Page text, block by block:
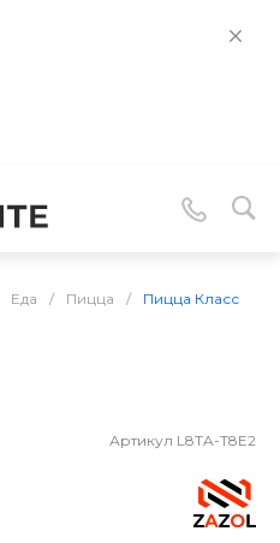
Еда / Пицца / Пицца Класс
Артикул L8TA-T8E2